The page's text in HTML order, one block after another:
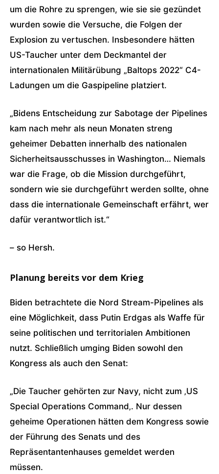
um die Rohre zu sprengen, wie sie sie gezündet
wurden sowie die Versuche, die Folgen der
Explosion zu vertuschen. Insbesondere hätten
US-Taucher unter dem Deckmantel der
internationalen Militärübung „Baltops 2022“ C4-
Ladungen um die Gaspipeline platziert.
„Bidens Entscheidung zur Sabotage der Pipelines
kam nach mehr als neun Monaten streng
geheimer Debatten innerhalb des nationalen
Sicherheitsausschusses in Washington… Niemals
war die Frage, ob die Mission durchgeführt,
sondern wie sie durchgeführt werden sollte, ohne
dass die internationale Gemeinschaft erfährt, wer
dafür verantwortlich ist.“
– so Hersh.
Planung bereits vor dem Krieg
Biden betrachtete die Nord Stream-Pipelines als
eine Möglichkeit, dass Putin Erdgas als Waffe für
seine politischen und territorialen Ambitionen
nutzt. Schließlich umging Biden sowohl den
Kongress als auch den Senat:
„Die Taucher gehörten zur Navy, nicht zum ‚US
Special Operations Command‚. Nur dessen
geheime Operationen hätten dem Kongress sowie
der Führung des Senats und des
Repräsentantenhauses gemeldet werden
müssen.